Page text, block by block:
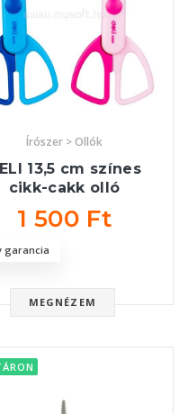
Írószer > Ollók
13,5 cm színes
cikk-cakk olló
1 500 Ft
MEGNÉZEM
garancia